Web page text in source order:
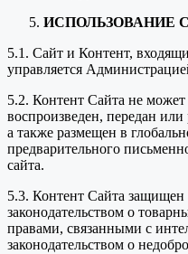
ИСПОЛЬЗОВАНИЕ
5.1. Сайт и Контент,
управляется
5.2. Контент Сайта не
воспроизведен, передан
а также размещен в
предварительного
сайта.
5.3. Контент Сайта защищен
законодательством о
правами, связанными с
законодательством о